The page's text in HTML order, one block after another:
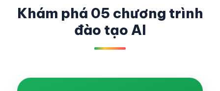
Khám phá 05 chương trình
đào tạo AI